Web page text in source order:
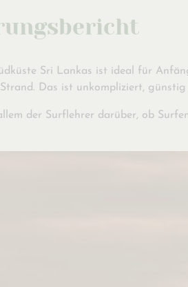
Sri Lankas ist ideal für
Das ist unkompliziert,
der Surflehrer darüber, ob